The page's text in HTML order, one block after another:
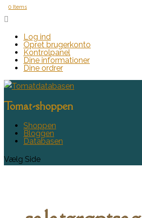
0 Items

Log ind
Opret brugerkonto
Kontrolpanel
Dine informationer
Dine ordrer
Tomat-shoppen
Shoppen
Bloggen
Databasen
Vælg Side